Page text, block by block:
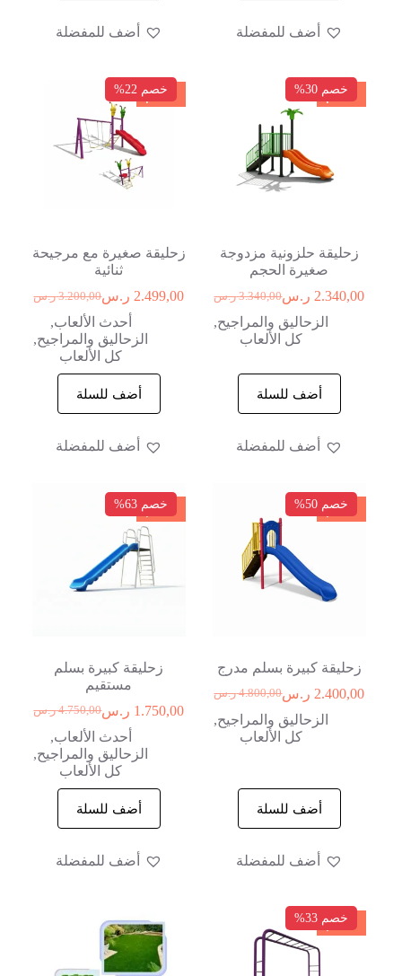
أضف للمفضلة أضف للمفضلة
خصم
خصم 30%
زحليقة حلزونية مزدوجة
صغيرة الحجم
3.340,00 ر.س 2.340,00 ر.س
الزحاليق والمراجيح,
كل الألعاب
أضف للسلة
أضف للمفضلة
خصم
خصم 22%
زحليقة صغيرة مع مرجيحة
ثنائية
3.200,00 ر.س 2.499,00 ر.س
أحدث الألعاب,
الزحاليق والمراجيح,
كل الألعاب
أضف للسلة
أضف للمفضلة
خصم
خصم 50%
زحليقة كبيرة بسلم مدرج
4.800,00 ر.س 2.400,00 ر.س
الزحاليق والمراجيح,
كل الألعاب
أضف للسلة
أضف للمفضلة
خصم
خصم 63%
زحليقة كبيرة بسلم
مستقيم
4.750,00 ر.س 1.750,00 ر.س
أحدث الألعاب,
الزحاليق والمراجيح,
كل الألعاب
أضف للسلة
أضف للمفضلة
خصم
خصم 33%